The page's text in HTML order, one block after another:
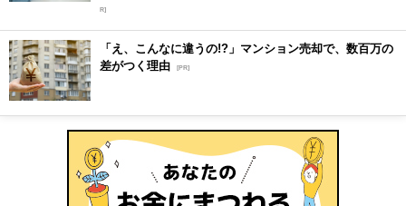
R]
「え、こんなに違うの!?」マンション売却で、数百万の
差がつく理由 [PR]